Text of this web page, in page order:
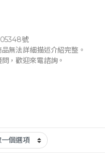
號
無法詳細描述介紹完整。
，歡迎來電諮詢。